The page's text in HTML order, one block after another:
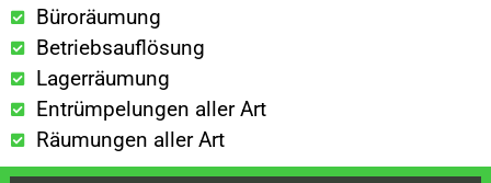
Büroräumung
Betriebsauflösung
Lagerräumung
Entrümpelungen aller Art
Räumungen aller Art